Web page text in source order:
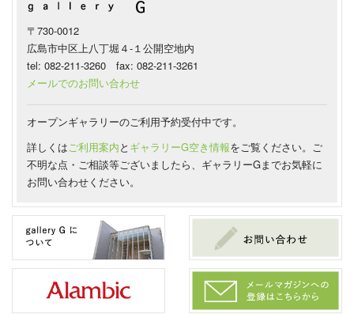
〒730-0012
広島市中区上八丁堀４-１公開空地内
tel: 082-211-3260 fax: 082-211-3261
メールでのお問い合わせ
オープンギャラリーのご利用予約受付中です。
詳しくはご利用案内と ギャラリーG空き情報をご覧ください。ご
不明な点・ご相談等ございましたら、ギャラリーGまでお気軽に
お問い合わせください。